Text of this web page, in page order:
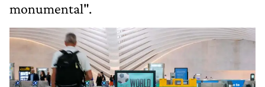
monumental".